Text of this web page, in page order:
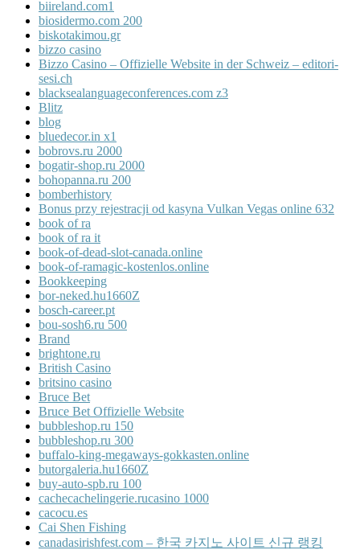
biireland.com1
biosidermo.com 200
biskotakimou.gr
bizzo casino
Bizzo Casino – Offizielle Website in der Schweiz – editori-
sesi.ch
blacksealanguageconferences.com z3
Blitz
blog
bluedecor.in x1
bobrovs.ru 2000
bogatir-shop.ru 2000
bohopanna.ru 200
bomberhistory
Bonus przy rejestracji od kasyna Vulkan Vegas online 632
book of ra
book of ra it
book-of-dead-slot-canada.online
book-of-ramagic-kostenlos.online
Bookkeeping
bor-neked.hu1660Z
bosch-career.pt
bou-sosh6.ru 500
Brand
brightone.ru
British Casino
britsino casino
Bruce Bet
Bruce Bet Offizielle Website
bubbleshop.ru 150
bubbleshop.ru 300
buffalo-king-megaways-gokkasten.online
butorgaleria.hu1660Z
buy-auto-spb.ru 100
cachecachelingerie.rucasino 1000
cacocu.es
Cai Shen Fishing
canadasirishfest.com – 한국 카지노 사이트 신규 랭킹